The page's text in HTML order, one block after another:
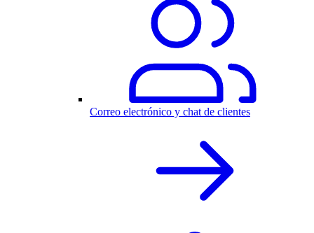
Correo electrónico y chat de clientes